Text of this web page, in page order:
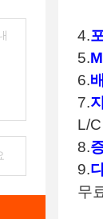
4.
5.
6.
7.
L/
8.
9.
무